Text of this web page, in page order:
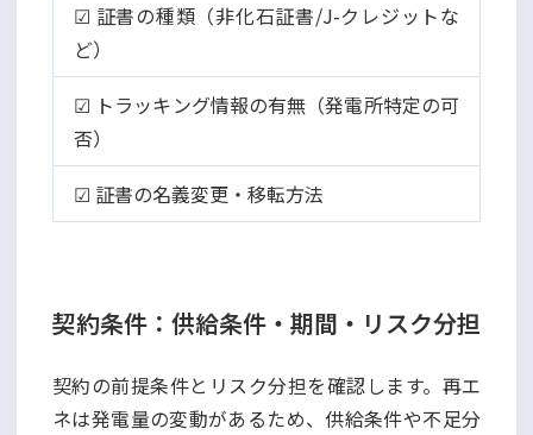
☑ 証書の種類（非化石証書/J-クレジットな
ど）
☑ トラッキング情報の有無（発電所特定の可
否）
☑ 証書の名義変更・移転方法
契約条件：供給条件・期間・リスク分担
契約の前提条件とリスク分担を確認します。再エ
ネは発電量の変動があるため、供給条件や不足分